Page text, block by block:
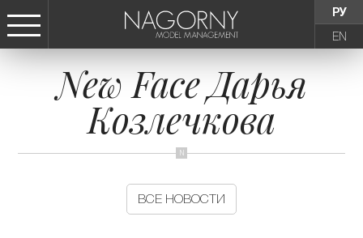
РУ
EN
СТАТЬ МОДЕЛЬЮ
ДЕВУШКИ
New Face Дарья
Козлечкова
ВСЕ НОВОСТИ